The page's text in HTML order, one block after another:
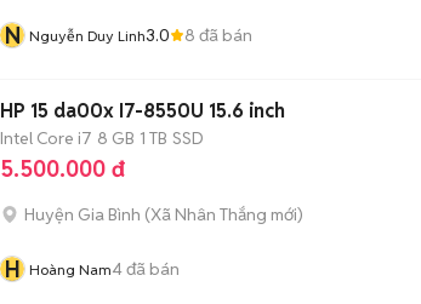
N Nguyễn Duy Linh3.0 8 đã bán
HP 15 da00x I7-8550U 15.6 inch
Intel Core i7 8 GB 1 TB SSD
5.500.000 đ
Huyện Gia Bình (Xã Nhân Thắng mới)
H Hoàng Nam4đã bán